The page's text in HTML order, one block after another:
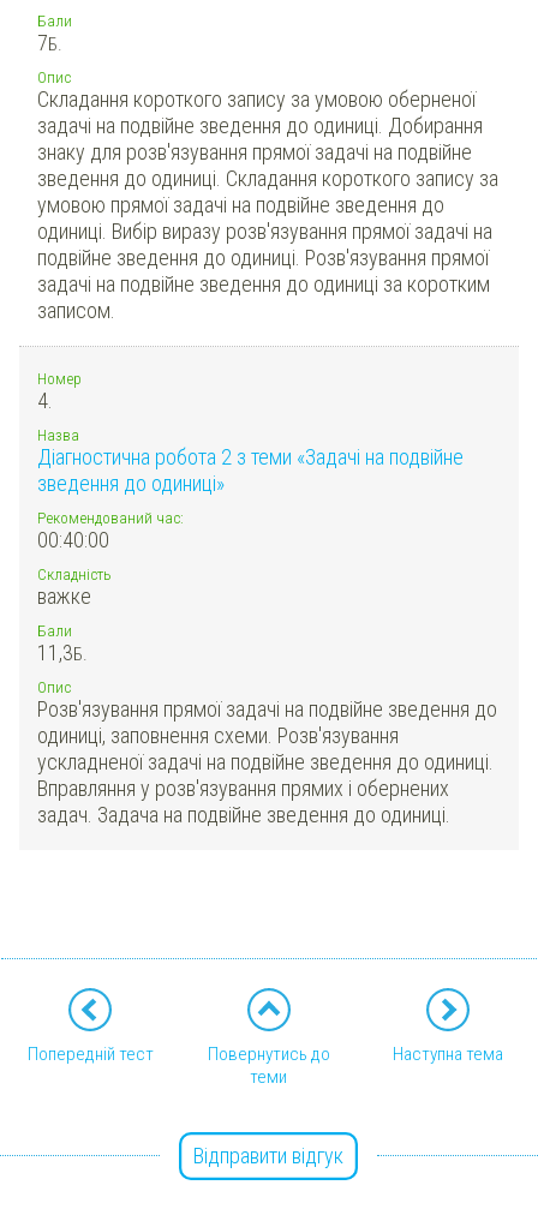
Бали
7Б.
Опис
Складання короткого запису за умовою оберненої
задачі на подвійне зведення до одиниці. Добирання
знаку для розв'язування прямої задачі на подвійне
зведення до одиниці. Складання короткого запису за
умовою прямої задачі на подвійне зведення до
одиниці. Вибір виразу розв'язування прямої задачі на
подвійне зведення до одиниці. Розв'язування прямої
задачі на подвійне зведення до одиниці за коротким
записом.
Номер
4.
Назва
Діагностична робота 2 з теми «Задачі на подвійне
зведення до одиниці»
Рекомендований час:
00:40:00
Складність
важке
Бали
11,3Б.
Опис
Розв'язування прямої задачі на подвійне зведення до
одиниці, заповнення схеми. Розв'язування
ускладненої задачі на подвійне зведення до одиниці.
Вправляння у розв'язування прямих і обернених
задач. Задача на подвійне зведення до одиниці.
Попередній тест
Повернутись до
теми
Наступна тема
Відправити відгук